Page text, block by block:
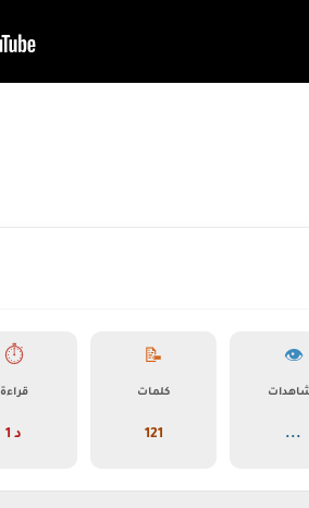
👁️
...
📝
كلمات
121
⏱️
قراءة
1 د